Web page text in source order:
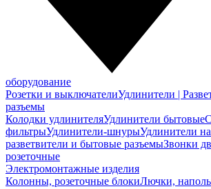
оборудование
Розетки и выключателиУдлинители |
разъемы
Колодки удлинителяУдлинители бытовые
фильтрыУдлинители-шнурыУдлинители
разветвители и бытовые разъемыЗвонки
розеточные
Электромонтажные изделия
Колонны, розеточные блокиЛючки,